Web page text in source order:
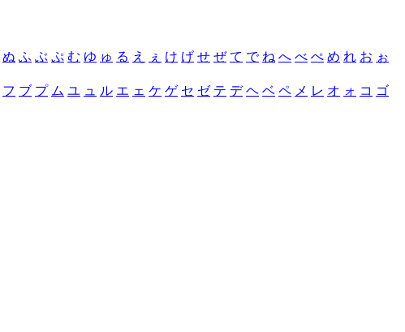
ぬ ふ ぶ ぷ む ゆ ゅ る え ぇ け げ せ ぜ て で ね へ べ ぺ め れ お ぉ
フ ブ プ ム ユ ュ ル エ ェ ケ ゲ セ ゼ テ デ ヘ ベ ペ メ レ オ ォ コ ゴ